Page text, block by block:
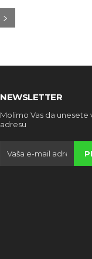
NEWSLETTER
Molimo Vas da unesete
adresu